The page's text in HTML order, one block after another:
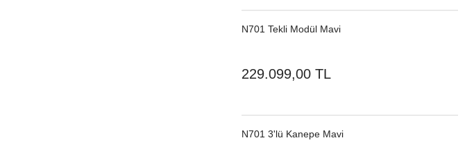
N701 Tekli Modül Mavi
229.099,00 TL
N701 3'lü Kanepe Mavi